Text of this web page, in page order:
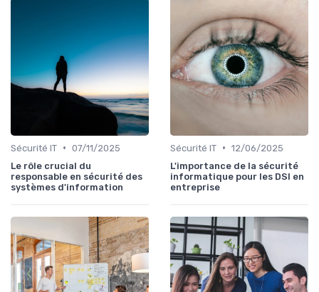
Sécurité IT • 07/11/2025
Le rôle crucial du
responsable en sécurité des
systèmes d'information
Sécurité IT • 12/06/2025
L'importance de la sécurité
informatique pour les DSI en
entreprise